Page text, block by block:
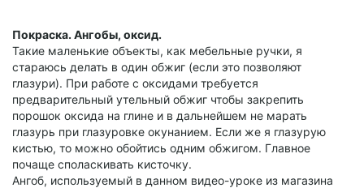
Покраска. Ангобы, оксид.
Такие маленькие объекты, как мебельные ручки, я
стараюсь делать в один обжиг (если это позволяют
глазури). При работе с оксидами требуется
предварительный утельный обжиг чтобы закрепить
порошок оксида на глине и в дальнейшем не марать
глазурь при глазуровке окунанием. Если же я глазурую
кистью, то можно обойтись одним обжигом. Главное
почаще споласкивать кисточку.
Ангоб, используемый в данном видео-уроке из магазина